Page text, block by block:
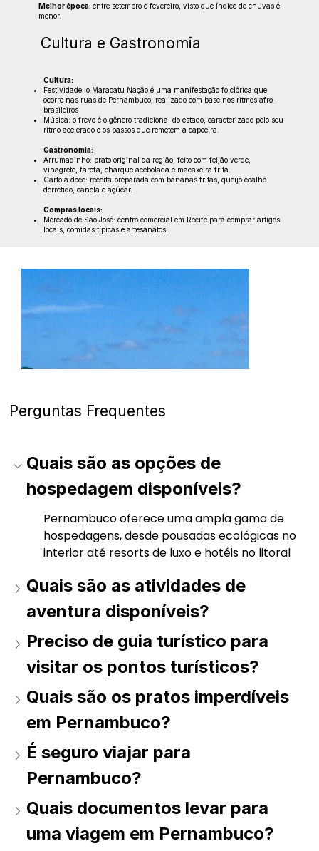
Melhor época:entre setembro e fevereiro, visto que índice de chuvas é
menor.
Cultura e Gastronomia
Cultura:
Festividade: o Maracatu Nação é uma manifestação folclórica que
ocorre nas ruas de Pernambuco, realizado com base nos ritmos afro-
brasileiros
Música: o frevo é o gênero tradicional do estado, caracterizado pelo seu
ritmo acelerado e os passos que remetem a capoeira.
Gastronomia:
Arrumadinho: prato original da região, feito com feijão verde,
vinagrete, farofa, charque acebolada e macaxeira frita.
Cartola doce: receita preparada com bananas fritas, queijo coalho
derretido, canela e açúcar.
Compras locais:
Mercado de São José: centro comercial em Recife para comprar artigos
locais, comidas típicas e artesanatos.
Perguntas Frequentes
Quais são as opções de
hospedagem disponíveis?
Pernambuco oferece uma ampla gama de
hospedagens, desde pousadas ecológicas no
interior até resorts de luxo e hotéis no litoral
Quais são as atividades de
aventura disponíveis?
Preciso de guia turístico para
visitar os pontos turísticos?
Quais são os pratos imperdíveis
em Pernambuco?
É seguro viajar para
Pernambuco?
Quais documentos levar para
uma viagem em Pernambuco?